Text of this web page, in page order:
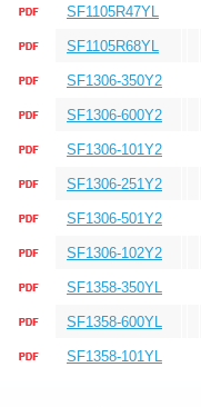
SF1105R47YL
SF1105R68YL
SF1306-350Y2
SF1306-600Y2
SF1306-101Y2
SF1306-251Y2
SF1306-501Y2
SF1306-102Y2
SF1358-350YL
SF1358-600YL
SF1358-101YL